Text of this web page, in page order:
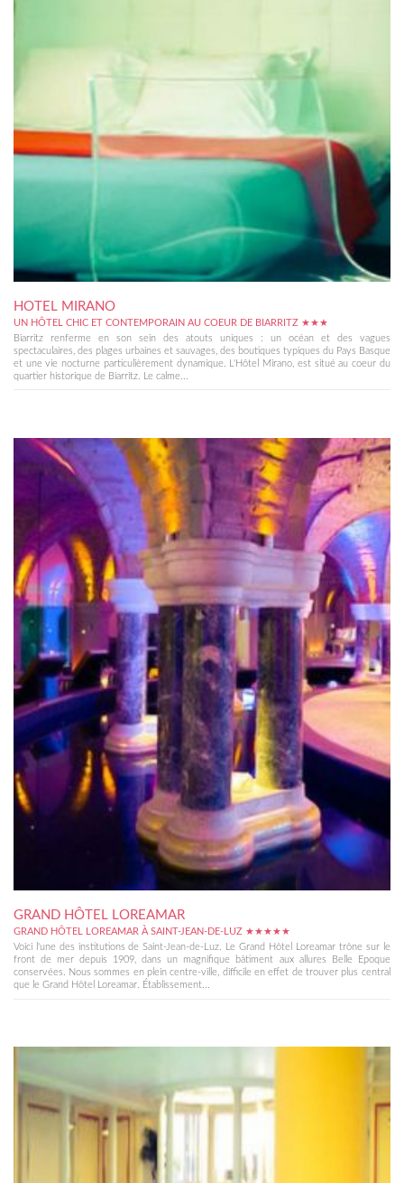
HOTEL MIRANO
UN HÔTEL CHIC ET CONTEMPORAIN AU COEUR DE BIARRITZ ★★★
Biarritz renferme en son sein des atouts uniques : un océan et des vagues
spectaculaires, des plages urbaines et sauvages, des boutiques typiques du Pays Basque
et une vie nocturne particulièrement dynamique. L'Hôtel Mirano, est situé au coeur du
quartier historique de Biarritz. Le calme...
GRAND HÔTEL LOREAMAR
GRAND HÔTEL LOREAMAR À SAINT-JEAN-DE-LUZ ★★★★★
Voici l'une des institutions de Saint-Jean-de-Luz. Le Grand Hôtel Loreamar trône sur le
front de mer depuis 1909, dans un magnifique bâtiment aux allures Belle Epoque
conservées. Nous sommes en plein centre-ville, difficile en effet de trouver plus central
que le Grand Hôtel Loreamar. Établissement...